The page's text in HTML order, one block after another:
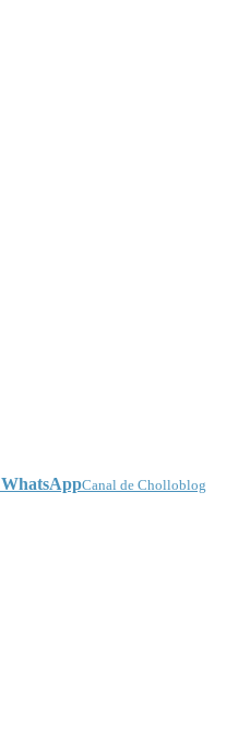
WhatsAppCanal de Cholloblog